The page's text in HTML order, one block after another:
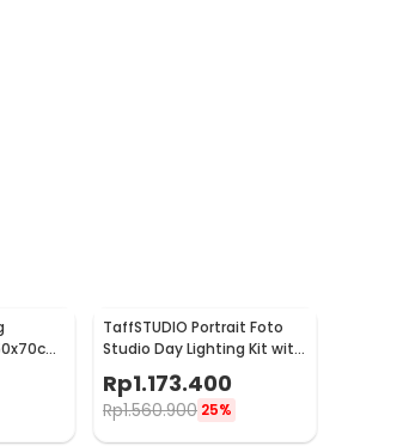
TaffSTUDIO Portrait Foto
Studio Day Lighting Kit with
Backdrop - LD-TZ25
Rp1.173.400
Rp1.560.900 25%